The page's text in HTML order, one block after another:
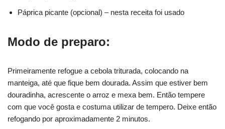
Páprica picante (opcional) – nesta receita foi usado
Modo de preparo:
Primeiramente refogue a cebola triturada, colocando na
manteiga, até que fique bem dourada. Assim que estiver bem
douradinha, acrescente o arroz e mexa bem. Então tempere
com que você gosta e costuma utilizar de tempero. Deixe então
refogando por aproximadamente 2 minutos.